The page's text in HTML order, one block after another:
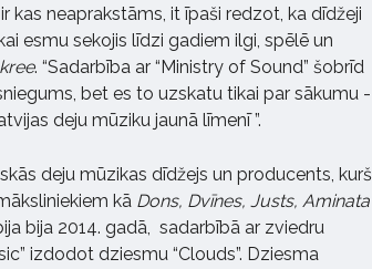
kas neaprakstāms, it īpaši redzot, ka dīdžeji
esmu sekojis līdzi gadiem ilgi, spēlē un
. “Sadarbība ar “Ministry of Sound” šobrīd
bet es to uzskatu tikai par sākumu -
deju mūziku jaunā līmenī ”.
deju mūzikas dīdžejs un producents, kurš
kā Dons, Dvīnes, Justs, Aminata
bija 2014. gadā, sadarbībā ar zviedru
izdodot dziesmu “Clouds”. Dziesma